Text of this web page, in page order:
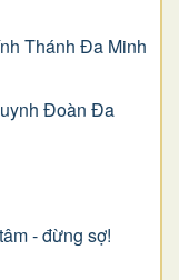
Thánh Đa Minh
Đoàn Đa
- đừng sợ!